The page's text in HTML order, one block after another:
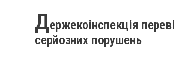
Держекоінспекція
серйозних порушень